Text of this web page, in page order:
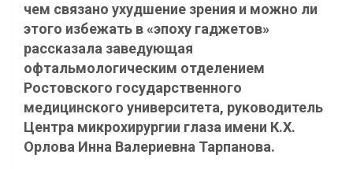
чем связано ухудшение зрения и можно ли
этого избежать в «эпоху гаджетов»
рассказала заведующая
офтальмологическим отделением
Ростовского государственного
медицинского университета, руководитель
Центра микрохирургии глаза имени К.Х.
Орлова Инна Валериевна Тарпанова.